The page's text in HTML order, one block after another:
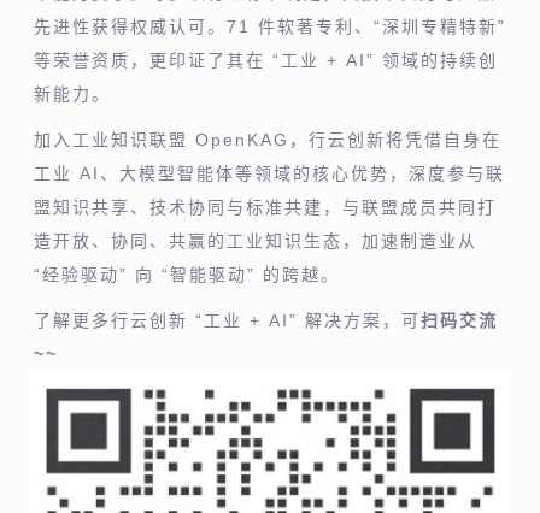
先进性获得权威认可。71 件软著专利、“深圳专精特新”
等荣誉资质，更印证了其在 “工业 + AI” 领域的持续创
新能力。
加入工业知识联盟 OpenKAG，行云创新将凭借自身在
工业 AI、大模型智能体等领域的核心优势，深度参与联
盟知识共享、技术协同与标准共建，与联盟成员共同打
造开放、协同、共赢的工业知识生态，加速制造业从
“经验驱动” 向 “智能驱动” 的跨越。
了解更多行云创新 “工业 + AI” 解决方案，可扫码交流
~~